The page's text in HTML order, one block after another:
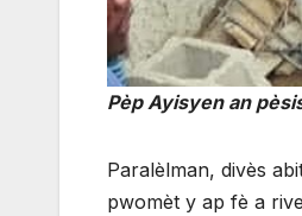
Pèp Ayisyen an
Paralèlman, divès
pwomèt y ap fè a